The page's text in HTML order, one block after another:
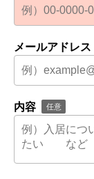
メールアドレス
内容 任意